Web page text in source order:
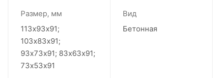
Размер, мм
113х93х91;
103х83х91;
93х73х91; 83х63х91;
73х53х91
Вид
Бетонная